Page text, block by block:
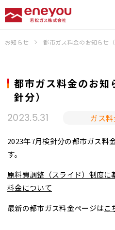
お知らせ 都市ガス料金のお知らせ
2023.5.31 ガス
都市ガス料金のお
針分）
2023年7月検針分の都市ガス料
す。
原料費調整（スライド）制度に
料金について
最新の都市ガス料金ページはこ